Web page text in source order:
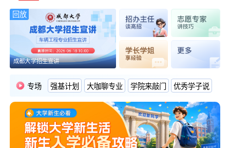
回放
成都大学招生宣讲
专场 强基计划 大咖聊专业 学院来敲门 优秀学子说